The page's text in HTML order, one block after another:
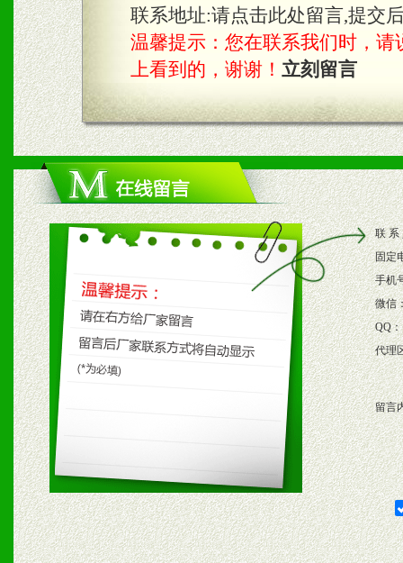
3、根据地方实际情况提供
具。
四、市场操作及支持
1、根据区域市场协助制定
2、根据具体情况公司给予
3、根据市场需要，派驻区
保产品顺利销售。
4、根据市场情况公司给予
购支持。
五、退换货制度
1、给予前期市场操作一定
2、对于临期，滞销品给予
联系地址:请点击此处留言,提交
温馨提示：您在联系我们时，请
上看到的，谢谢！ 立刻留言
联 系
固定
手机
微信
QQ：
代理
留言